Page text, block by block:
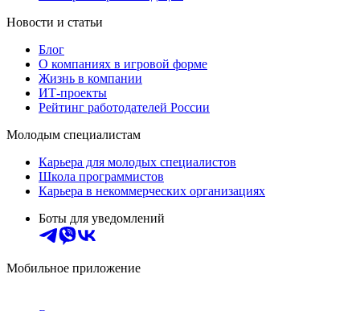
Новости и статьи
Блог
О компаниях в игровой форме
Жизнь в компании
ИТ-проекты
Рейтинг работодателей России
Молодым специалистам
Карьера для молодых специалистов
Школа программистов
Карьера в некоммерческих организациях
Боты для уведомлений
Мобильное приложение